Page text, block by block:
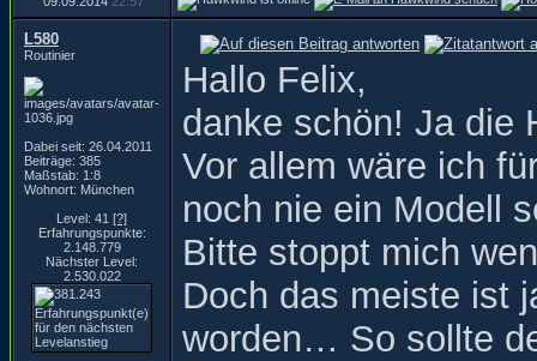
L580
Routinier
Dabei seit: 26.04.2011
Beiträge: 385
Maßstab: 1:8
Wohnort: München
Level: 41 [?]
Erfahrungspunkte:
2.148.779
Nächster Level:
2.530.022
Hallo Felix,
danke schön! Ja die
Vor allem wäre ich
noch nie ein Modell
Bitte stoppt mich
Doch das meiste ist
worden… So sollte